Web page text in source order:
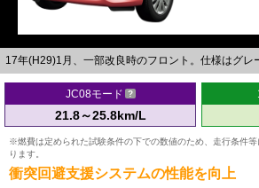
17年(H29)1月、一部改良時のフロント。仕様はグレ
JC08モード
21.8～25.8km/L
※燃費は定められた試験条件の下での数値のため、走行条件
ります。
衝突回避支援システムの性能を向上